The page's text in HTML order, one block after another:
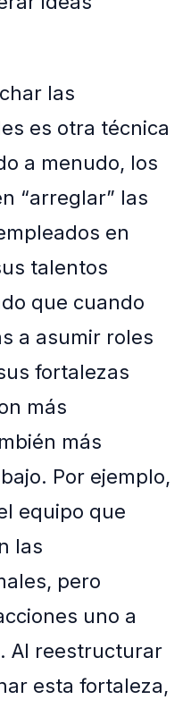
las
es otra técnica
a menudo, los
“arreglar” las
en
talentos
que cuando
a asumir roles
fortalezas
más
más
Por ejemplo,
equipo que
las
pero
uno a
Al reestructurar
esta fortaleza,